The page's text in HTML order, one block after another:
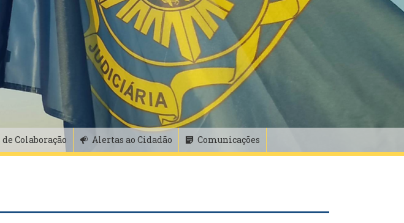
Colaboração Alertas ao Cidadão Comunicações